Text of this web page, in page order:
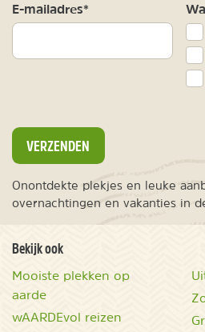
E-mailadres*
VERZENDEN
Onontdekte plekjes en leuke
overnachtingen en vakanties in
Bekijk ook
Mooiste plekken op
aarde
wAARDEvol reizen